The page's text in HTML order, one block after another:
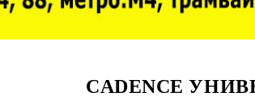
CADENCE